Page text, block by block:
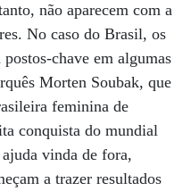
não aparecem com a
No caso do Brasil, os
chave em algumas
Morten Soubak, que
feminina de
conquista do mundial
vinda de fora,
a trazer resultados